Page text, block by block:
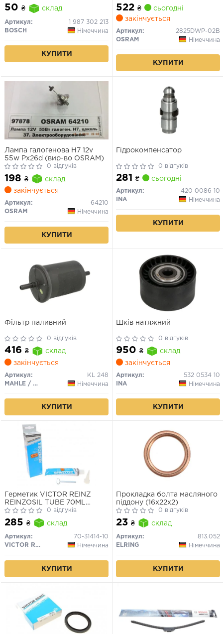
LIGHT РY21W 12V (жовта)
50 ₴ склад
Артикул:
1 987 302 213
BOSCH
Німеччина
КУПИТИ
(вир-во OSRAM)
522 ₴
сьогодні
закінчується
Артикул:
2825DWP-02B
OSRAM
Німеччина
КУПИТИ
Лампа галогенова H7 12v
55w Px26d (вир-во OSRAM)
0 відгуків
198 ₴
склад
закінчується
Артикул:
64210
OSRAM
Німеччина
КУПИТИ
Гідрокомпенсатор
0 відгуків
281 ₴ сьогодні
Артикул:
420 0086 10
INA
Німеччина
КУПИТИ
Фільтр паливний
0 відгуків
416 ₴
склад
закінчується
Артикул:
KL 248
MAHLE / KNECHT
Німеччина
КУПИТИ
Шків натяжний
0 відгуків
950 ₴
склад
закінчується
Артикул:
532 0534 10
INA
Німеччина
КУПИТИ
Герметик VICTOR REINZ
REINZOSIL TUBE 70ML
-50/+300 (антрацит)
0 відгуків
285 ₴ склад
Артикул:
70-31414-10
VICTOR REINZ
Німеччина
КУПИТИ
Прокладка болта масляного
піддону (16x22x2)
0 відгуків
23 ₴ склад
Артикул:
813.052
ELRING
Німеччина
КУПИТИ